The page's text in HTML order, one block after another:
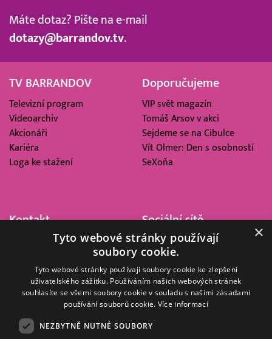
Máte dotaz? Pište na e-mail
dotazy@barrandov.tv.
TV BARRANDOV
Televizní program
Videoarchiv
Akcionáři
Kariéra
Loga ke stažení
Doporučujeme
VIP svět magazín
Tomáš Arsov v akci
Sejdeme se na Cibulce
Vít Olmer: Den s osobností
SeXoňa
Kontakt
Barrandov Televizní Studio,
Kříženeckého nám. 322
152 00 Praha 5
IČ 416 93 311
Sociální sítě
×
Tyto webové stránky používají
soubory cookie.
Tyto webové stránky používají soubory cookie ke zlepšení
uživatelského zážitku. Používáním našich webových stránek
souhlasíte se všemi soubory cookie v souladu s našimi zásadami
používání souborů cookie. Více informací
NEZBYTNĚ NUTNÉ SOUBORY